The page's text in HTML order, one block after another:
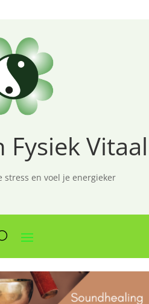
Vitaal
stress en voel je energieker